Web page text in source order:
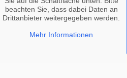
beachten Sie, dass dabei Daten an
Drittanbieter weitergegeben werden.
Mehr Informationen